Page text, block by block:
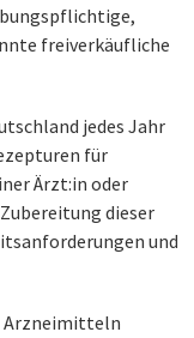
freiverkäufliche
jedes Jahr
für
Ärzt:in oder
dieser
und
Arzneimitteln